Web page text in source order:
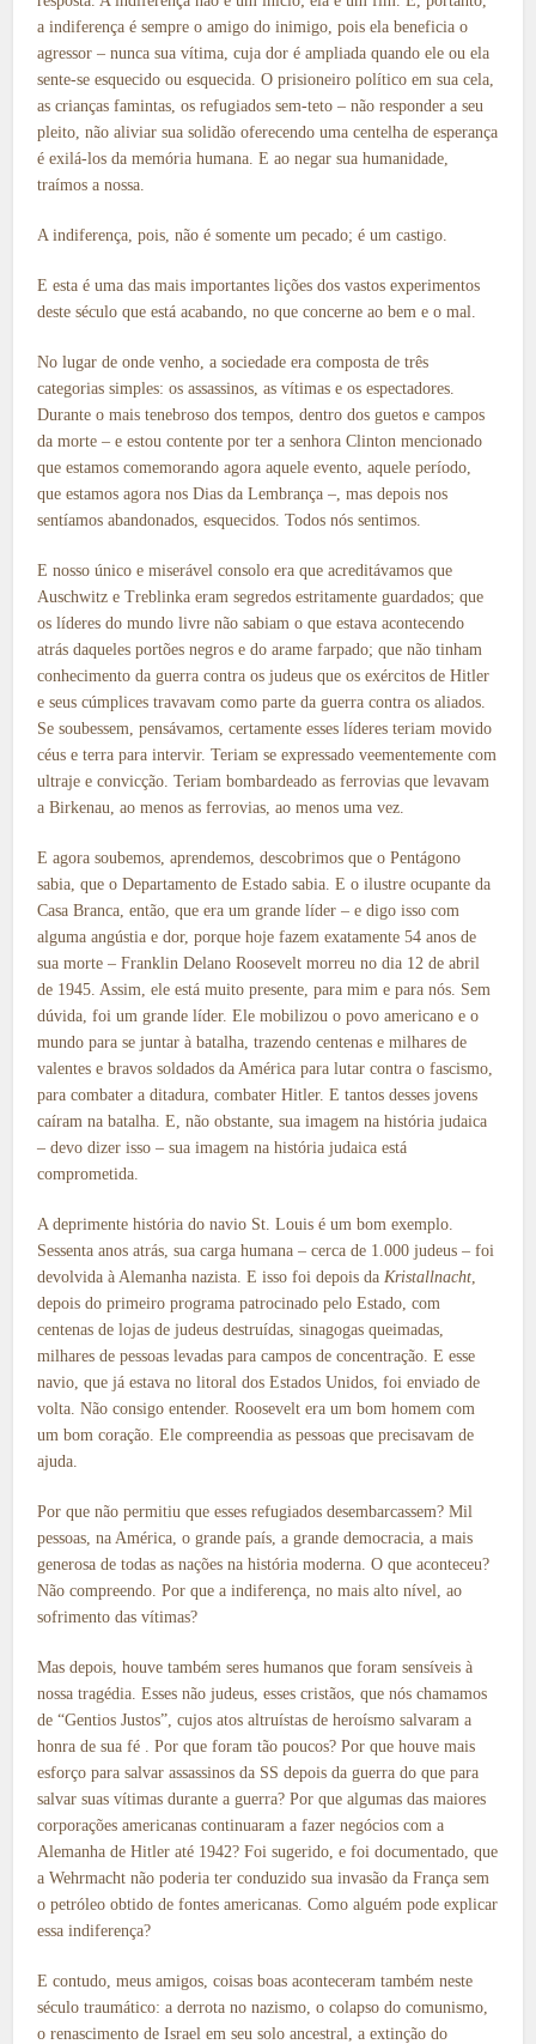
a indiferença é sempre o amigo do inimigo, pois ela beneficia o
agressor – nunca sua vítima, cuja dor é ampliada quando ele ou ela
sente-se esquecido ou esquecida. O prisioneiro político em sua cela,
as crianças famintas, os refugiados sem-teto – não responder a seu
pleito, não aliviar sua solidão oferecendo uma centelha de esperança
é exilá-los da memória humana. E ao negar sua humanidade,
traímos a nossa.
A indiferença, pois, não é somente um pecado; é um castigo.
E esta é uma das mais importantes lições dos vastos experimentos
deste século que está acabando, no que concerne ao bem e o mal.
No lugar de onde venho, a sociedade era composta de três
categorias simples: os assassinos, as vítimas e os espectadores.
Durante o mais tenebroso dos tempos, dentro dos guetos e campos
da morte – e estou contente por ter a senhora Clinton mencionado
que estamos comemorando agora aquele evento, aquele período,
que estamos agora nos Dias da Lembrança –, mas depois nos
sentíamos abandonados, esquecidos. Todos nós sentimos.
E nosso único e miserável consolo era que acreditávamos que
Auschwitz e Treblinka eram segredos estritamente guardados; que
os líderes do mundo livre não sabiam o que estava acontecendo
atrás daqueles portões negros e do arame farpado; que não tinham
conhecimento da guerra contra os judeus que os exércitos de Hitler
e seus cúmplices travavam como parte da guerra contra os aliados.
Se soubessem, pensávamos, certamente esses líderes teriam movido
céus e terra para intervir. Teriam se expressado veementemente com
ultraje e convicção. Teriam bombardeado as ferrovias que levavam
a Birkenau, ao menos as ferrovias, ao menos uma vez.
E agora soubemos, aprendemos, descobrimos que o Pentágono
sabia, que o Departamento de Estado sabia. E o ilustre ocupante da
Casa Branca, então, que era um grande líder – e digo isso com
alguma angústia e dor, porque hoje fazem exatamente 54 anos de
sua morte – Franklin Delano Roosevelt morreu no dia 12 de abril
de 1945. Assim, ele está muito presente, para mim e para nós. Sem
dúvida, foi um grande líder. Ele mobilizou o povo americano e o
mundo para se juntar à batalha, trazendo centenas e milhares de
valentes e bravos soldados da América para lutar contra o fascismo,
para combater a ditadura, combater Hitler. E tantos desses jovens
caíram na batalha. E, não obstante, sua imagem na história judaica
– devo dizer isso – sua imagem na história judaica está
comprometida.
A deprimente história do navio St. Louis é um bom exemplo.
Sessenta anos atrás, sua carga humana – cerca de 1.000 judeus – foi
devolvida à Alemanha nazista. E isso foi depois da Kristallnacht
depois do primeiro programa patrocinado pelo Estado, com
centenas de lojas de judeus destruídas, sinagogas queimadas,
milhares de pessoas levadas para campos de concentração. E esse
navio, que já estava no litoral dos Estados Unidos, foi enviado de
volta. Não consigo entender. Roosevelt era um bom homem com
um bom coração. Ele compreendia as pessoas que precisavam de
ajuda.
Por que não permitiu que esses refugiados desembarcassem? Mil
pessoas, na América, o grande país, a grande democracia, a mais
generosa de todas as nações na história moderna. O que aconteceu?
Não compreendo. Por que a indiferença, no mais alto nível, ao
sofrimento das vítimas?
Mas depois, houve também seres humanos que foram sensíveis à
nossa tragédia. Esses não judeus, esses cristãos, que nós chamamos
de “Gentios Justos”, cujos atos altruístas de heroísmo salvaram a
honra de sua fé . Por que foram tão poucos? Por que houve mais
esforço para salvar assassinos da SS depois da guerra do que para
salvar suas vítimas durante a guerra? Por que algumas das maiores
corporações americanas continuaram a fazer negócios com a
Alemanha de Hitler até 1942? Foi sugerido, e foi documentado, que
a Wehrmacht não poderia ter conduzido sua invasão da França sem
o petróleo obtido de fontes americanas. Como alguém pode explicar
essa indiferença?
E contudo, meus amigos, coisas boas aconteceram também neste
século traumático: a derrota no nazismo, o colapso do comunismo,
o renascimento de Israel em seu solo ancestral, a extinção do